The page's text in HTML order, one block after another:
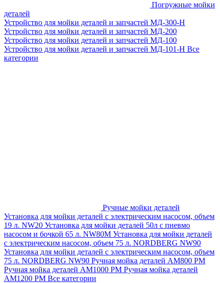
Погружные мойки
деталей
Устройство для мойки деталей и запчастей МД-300-H
Устройство для мойки деталей и запчастей МД-200
Устройство для мойки деталей и запчастей МД-100
Устройство для мойки деталей и запчастей МД-101-Н Все
категории
Ручные мойки деталей
Установка для мойки деталей с электрическим насосом, объем
19 л. NW20 Установка для мойки деталей 50л с пневмо
насосом и бочкой 65 л. NW80M Установка для мойки деталей
с электрическим насосом, объем 75 л. NORDBERG NW90
Установка для мойки деталей с электрическим насосом, объем
75 л. NORDBERG NW90 Ручная мойка деталей АМ800 РМ
Ручная мойка деталей АМ1000 РМ Ручная мойка деталей
АМ1200 РМ Все категории